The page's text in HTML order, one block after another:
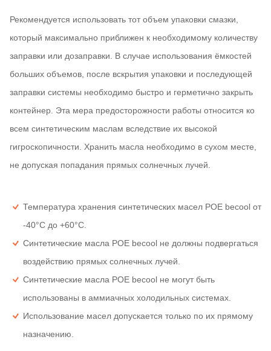
Рекомендуется использовать тот объем упаковки смазки,
который максимально приближен к необходимому количеству
заправки или дозаправки. В случае использования ёмкостей
больших объемов, после вскрытия упаковки и последующей
заправки системы необходимо быстро и герметично закрыть
контейнер. Эта мера предосторожности работы относится ко
всем синтетическим маслам вследствие их высокой
гигроскопичности. Хранить масла необходимо в сухом месте,
не допуская попадания прямых солнечных лучей.
Температура хранения синтетических масел РОЕ becool от
-40°C до +60°C.
Синтетические масла РОЕ becool не должны подвергаться
воздействию прямых солнечных лучей.
Синтетические масла РОЕ becool не могут быть
использованы в аммиачных холодильных системах.
Использование масел допускается только по их прямому
назначению.